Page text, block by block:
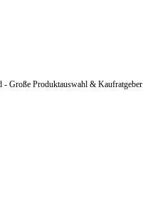
- Große Produktauswahl & Kaufratgeber